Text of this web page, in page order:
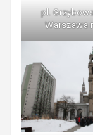
pl.
Warszawa